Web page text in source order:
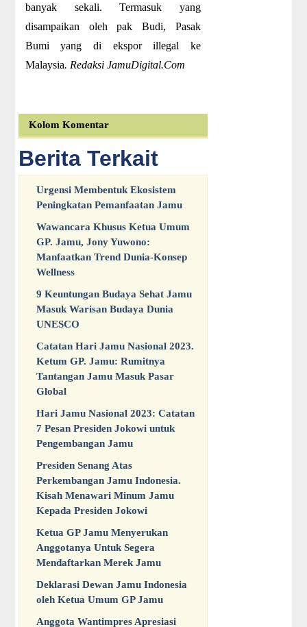
banyak sekali. Termasuk yang
disampaikan oleh pak Budi, Pasak
Bumi yang di ekspor illegal ke
Malaysia. Redaksi JamuDigital.Com
Kolom Komentar
Berita Terkait
Urgensi Membentuk Ekosistem
Peningkatan Pemanfaatan Jamu
Wawancara Khusus Ketua Umum
GP. Jamu, Jony Yuwono:
Manfaatkan Trend Dunia-Konsep
Wellness
9 Keuntungan Budaya Sehat Jamu
Masuk Warisan Budaya Dunia
UNESCO
Catatan Hari Jamu Nasional 2023.
Ketum GP. Jamu: Rumitnya
Tantangan Jamu Masuk Pasar
Global
Hari Jamu Nasional 2023: Catatan
7 Pesan Presiden Jokowi untuk
Pengembangan Jamu
Presiden Senang Atas
Perkembangan Jamu Indonesia.
Kisah Menawari Minum Jamu
Kepada Presiden Jokowi
Ketua GP Jamu Menyerukan
Anggotanya Untuk Segera
Mendaftarkan Merek Jamu
Deklarasi Dewan Jamu Indonesia
oleh Ketua Umum GP Jamu
Anggota Wantimpres Apresiasi